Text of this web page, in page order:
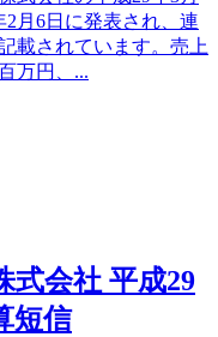
月6日に発表され、連
載されています。売上
万円、 ...
式会社 平成29
短信